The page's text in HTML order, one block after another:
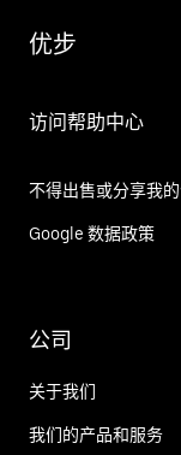
优步
访问帮助中心
不得出售或分享我
Google 数据政策
公司
关于我们
我们的产品和服务